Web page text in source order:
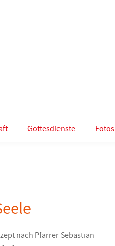
Gottesdienste Fotos
nach Pfarrer Sebastian